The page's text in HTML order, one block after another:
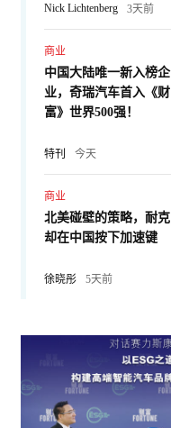
Nick Lichtenberg 3天前
商业
中国大陆唯一新入榜企
业，奇瑞汽车首入《财
富》世界500强！
特刊 今天
商业
北美碰壁的策略，耐克
却在中国按下加速键
徐晓彤 5天前